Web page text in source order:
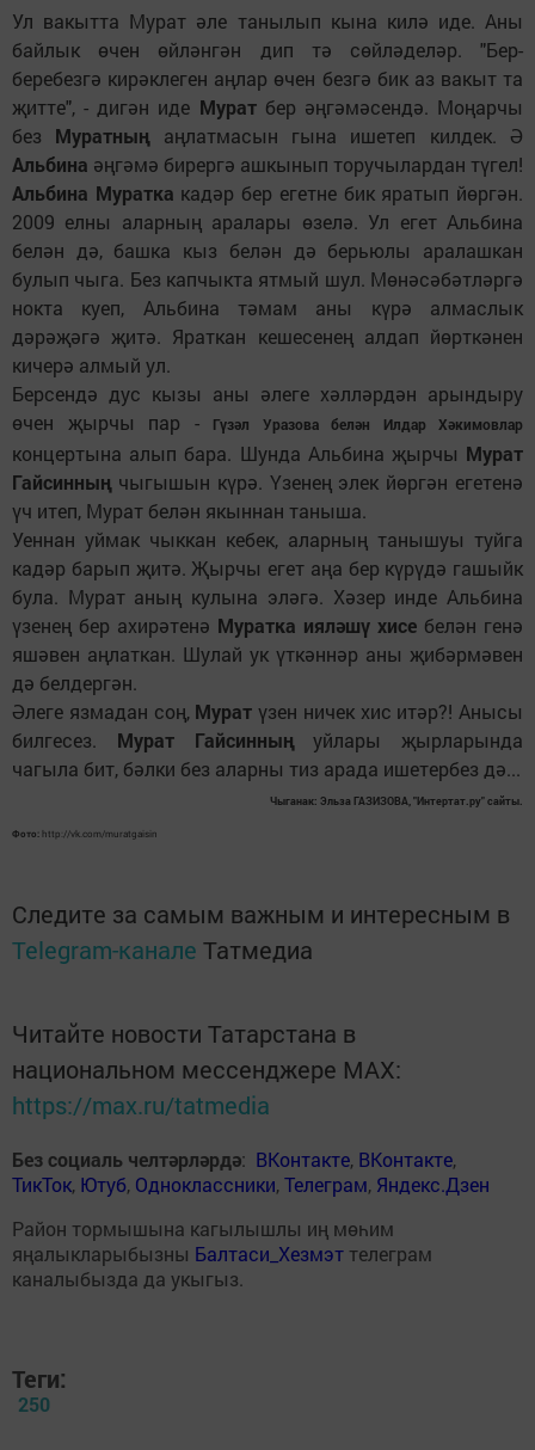
Ул вакытта Мурат әле танылып кына килә иде. Аны
байлык өчен өйләнгән дип тә сөйләделәр. "Бер-
беребезгә кирәклеген аңлар өчен безгә бик аз вакыт та
җитте", - дигән иде Муратбер әңгәмәсендә. Моңарчы
без Муратныңаңлатмасын гына ишетеп килдек. Ә
Альбина әңгәмә бирергә ашкынып торучылардан түгел!
Альбина Муратка кадәр бер егетне бик яратып йөргән.
2009 елны аларның аралары өзелә. Ул егет Альбина
белән дә, башка кыз белән дә берьюлы аралашкан
булып чыга. Без капчыкта ятмый шул. Мөнәсәбәтләргә
нокта куеп, Альбина тәмам аны күрә алмаслык
дәрәҗәгә җитә. Яраткан кешесенең алдап йөрткәнен
кичерә алмый ул.
Берсендә дус кызы аны әлеге хәлләрдән арындыру
өчен җырчы пар -
Гүзәл Уразова белән Илдар Хәкимовлар
концертына алып бара. Шунда Альбина җырчы Мурат
Гайсинныңчыгышын күрә. Үзенең элек йөргән егетенә
үч итеп, Мурат белән якыннан таныша.
Уеннан уймак чыккан кебек, аларның танышуы туйга
кадәр барып җитә. Җырчы егет аңа бер күрүдә гашыйк
була. Мурат аның кулына эләгә. Хәзер инде Альбина
үзенең бер ахирәтенә Муратка ияләшү хисе белән генә
яшәвен аңлаткан. Шулай ук үткәннәр аны җибәрмәвен
дә белдергән.
Әлеге язмадан соң, Мурат үзен ничек хис итәр?! Анысы
билгесез. Мурат Гайсинныңуйлары җырларында
чагыла бит, бәлки без аларны тиз арада ишетербез дә...
Чыганак: Эльза ГАЗИЗОВА, "Интертат.ру" сайты.
Фото: http://vk.com/muratgaisin
Следите за самым важным и интересным в
Telegram-канале Татмедиа
Читайте новости Татарстана в
национальном мессенджере MАХ:
https://max.ru/tatmedia
Без социаль челтәрләрдә: ВКонтакте, ВКонтакте,
ТикТок, Ютуб, Одноклассники,Телеграм, Яндекс.Дзен
Район тормышына кагылышлы иң мөһим
яңалыкларыбызны Балтаси_Хезмэт телеграм
каналыбызда да укыгыз.
Теги:
250